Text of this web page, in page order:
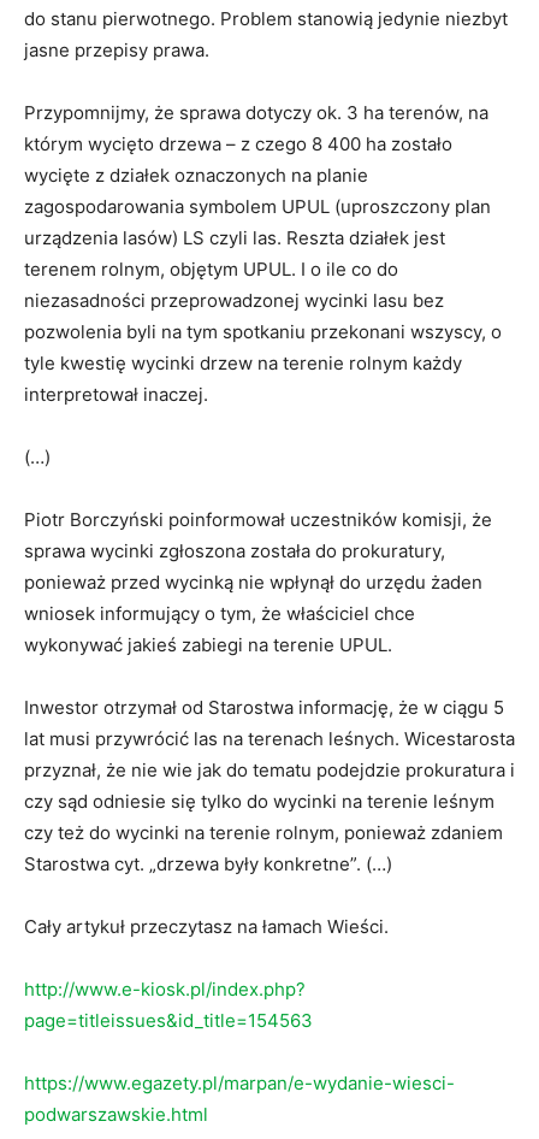
do stanu pierwotnego. Problem stanowią jedynie niezbyt
jasne przepisy prawa.
Przypomnijmy, że sprawa dotyczy ok. 3 ha terenów, na
którym wycięto drzewa – z czego 8 400 ha zostało
wycięte z działek oznaczonych na planie
zagospodarowania symbolem UPUL (uproszczony plan
urządzenia lasów) LS czyli las. Reszta działek jest
terenem rolnym, objętym UPUL. I o ile co do
niezasadności przeprowadzonej wycinki lasu bez
pozwolenia byli na tym spotkaniu przekonani wszyscy, o
tyle kwestię wycinki drzew na terenie rolnym każdy
interpretował inaczej.
(…)
Piotr Borczyński poinformował uczestników komisji, że
sprawa wycinki zgłoszona została do prokuratury,
ponieważ przed wycinką nie wpłynął do urzędu żaden
wniosek informujący o tym, że właściciel chce
wykonywać jakieś zabiegi na terenie UPUL.
Inwestor otrzymał od Starostwa informację, że w ciągu 5
lat musi przywrócić las na terenach leśnych. Wicestarosta
przyznał, że nie wie jak do tematu podejdzie prokuratura i
czy sąd odniesie się tylko do wycinki na terenie leśnym
czy też do wycinki na terenie rolnym, ponieważ zdaniem
Starostwa cyt. „drzewa były konkretne”. (…)
Cały artykuł przeczytasz na łamach Wieści.
http://www.e-kiosk.pl/index.php?
page=titleissues&id_title=154563
https://www.egazety.pl/marpan/e-wydanie-wiesci-
podwarszawskie.html